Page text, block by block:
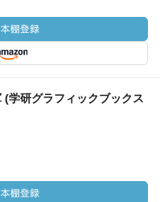
(学研グラフィックブックス